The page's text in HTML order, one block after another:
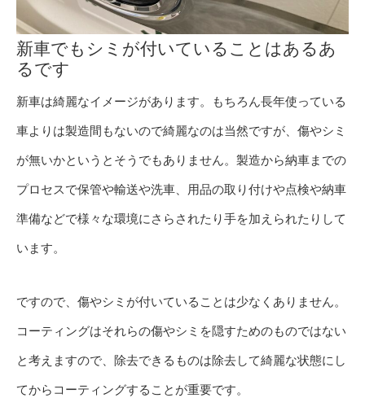
新車でもシミが付いていることはあるあ
るです
新車は綺麗なイメージがあります。もちろん長年使っている
車よりは製造間もないので綺麗なのは当然ですが、傷やシミ
が無いかというとそうでもありません。製造から納車までの
プロセスで保管や輸送や洗車、用品の取り付けや点検や納車
準備などで様々な環境にさらされたり手を加えられたりして
います。
ですので、傷やシミが付いていることは少なくありません。
コーティングはそれらの傷やシミを隠すためのものではない
と考えますので、除去できるものは除去して綺麗な状態にし
てからコーティングすることが重要です。